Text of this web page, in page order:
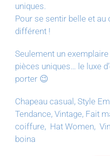
uniques.
Pour se sentir belle et au
différent !
Seulement un
pièces uniques… le luxe
porter 😉
Chapeau casual, Style
Tendance, Vintage, Fait
coiffure, Hat Women,
boina